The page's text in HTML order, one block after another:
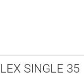
SINGLE 35